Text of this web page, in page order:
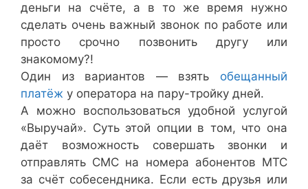
деньги на счёте, а в то же время нужно
сделать очень важный звонок по работе или
просто срочно позвонить другу или
знакомому?!
Один из вариантов — взять обещанный
платёж у оператора на пару-тройку дней.
А можно воспользоваться удобной услугой
«Выручай». Суть этой опции в том, что она
даёт возможность совершать звонки и
отправлять СМС на номера абонентов МТС
за счёт собесендника. Если есть друзья или